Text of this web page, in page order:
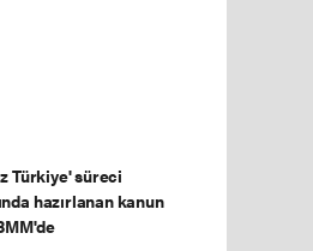
Türkiye' süreci
hazırlanan kanun